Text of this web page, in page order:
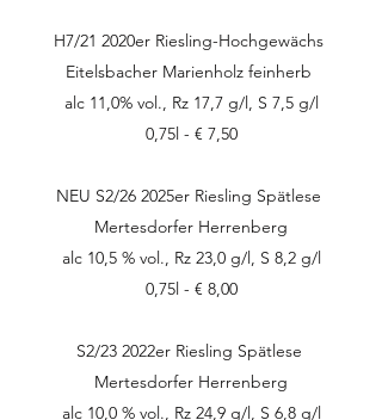
H7/21 2020er Riesling-Hochgewächs
Eitelsbacher Marienholz feinherb
alc 11,0% vol., Rz 17,7 g/l, S 7,5 g/l
0,75l - € 7,50
NEU S2/26 2025er Riesling Spätlese
Mertesdorfer Herrenberg
alc 10,5 % vol., Rz 23,0 g/l, S 8,2 g/l
0,75l - € 8,00
S2/23 2022er Riesling Spätlese
Mertesdorfer Herrenberg
alc 10,0 % vol., Rz 24,9 g/l, S 6,8 g/l